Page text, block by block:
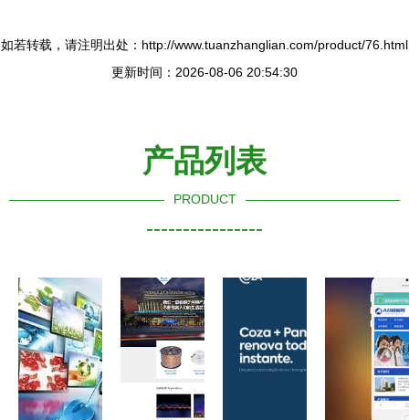
如若转载，请注明出处：http://www.tuanzhanglian.com/product/76.html
更新时间：2026-08-06 20:54:30
产品列表
PRODUCT
----------------